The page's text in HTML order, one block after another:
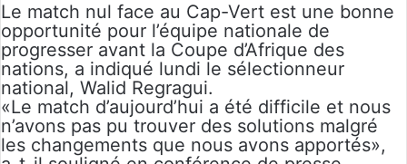
Le match nul face au Cap-Vert est une bonne
opportunité pour l’équipe nationale de
progresser avant la Coupe d’Afrique des
nations, a indiqué lundi le sélectionneur
national, Walid Regragui.
«Le match d’aujourd’hui a été difficile et nous
n’avons pas pu trouver des solutions malgré
les changements que nous avons apportés»,